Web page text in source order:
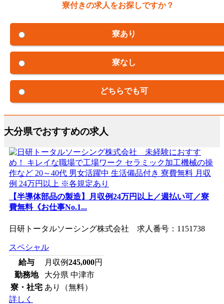
寮付きの求人をお探しですか？
寮あり
寮なし
どちらでも可
大分県でおすすめの求人
【半導体部品の製造】月収例24万円以上／週払い可／寮
費無料《お仕事No.1...
日研トータルソーシング株式会社 求人番号：1151738
スペシャル
給与
月収例245,000円
勤務地
大分県 中津市
寮・社宅 あり（無料）
詳しく